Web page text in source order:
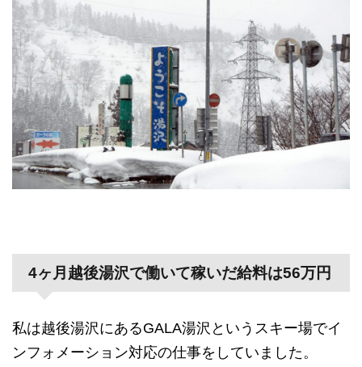
4ヶ月越後湯沢で働いて稼いだ給料は56万円
私は越後湯沢にあるGALA湯沢というスキー場でイ
ンフォメーション対応の仕事をしていました。